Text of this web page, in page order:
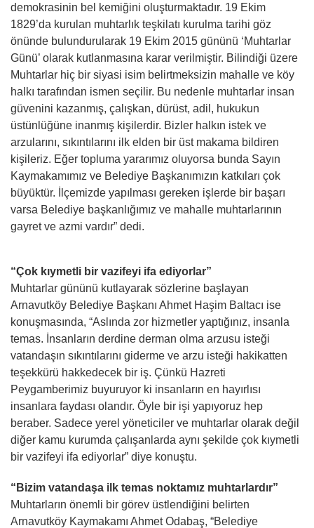
demokrasinin bel kemiğini oluşturmaktadır. 19 Ekim
1829’da kurulan muhtarlık teşkilatı kurulma tarihi göz
önünde bulundurularak 19 Ekim 2015 gününü ‘Muhtarlar
Günü’ olarak kutlanmasına karar verilmiştir. Bilindiği üzere
Muhtarlar hiç bir siyasi isim belirtmeksizin mahalle ve köy
halkı tarafından ismen seçilir. Bu nedenle muhtarlar insan
güvenini kazanmış, çalışkan, dürüst, adil, hukukun
üstünlüğüne inanmış kişilerdir. Bizler halkın istek ve
arzularını, sıkıntılarını ilk elden bir üst makama bildiren
kişileriz. Eğer topluma yararımız oluyorsa bunda Sayın
Kaymakamımız ve Belediye Başkanımızın katkıları çok
büyüktür. İlçemizde yapılması gereken işlerde bir başarı
varsa Belediye başkanlığımız ve mahalle muhtarlarının
gayret ve azmi vardır” dedi.
“Çok kıymetli bir vazifeyi ifa ediyorlar”
Muhtarlar gününü kutlayarak sözlerine başlayan
Arnavutköy Belediye Başkanı Ahmet Haşim Baltacı ise
konuşmasında, “Aslında zor hizmetler yaptığınız, insanla
temas. İnsanların derdine derman olma arzusu isteği
vatandaşın sıkıntılarını giderme ve arzu isteği hakikatten
teşekkürü hakkedecek bir iş. Çünkü Hazreti
Peygamberimiz buyuruyor ki insanların en hayırlısı
insanlara faydası olandır. Öyle bir işi yapıyoruz hep
beraber. Sadece yerel yöneticiler ve muhtarlar olarak değil
diğer kamu kurumda çalışanlarda aynı şekilde çok kıymetli
bir vazifeyi ifa ediyorlar” diye konuştu.
“Bizim vatandaşa ilk temas noktamız muhtarlardır”
Muhtarların önemli bir görev üstlendiğini belirten
Arnavutköy Kaymakamı Ahmet Odabaş, “Belediye